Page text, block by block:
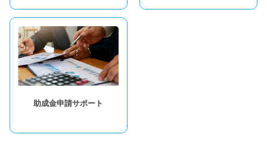
助成金申請サポート